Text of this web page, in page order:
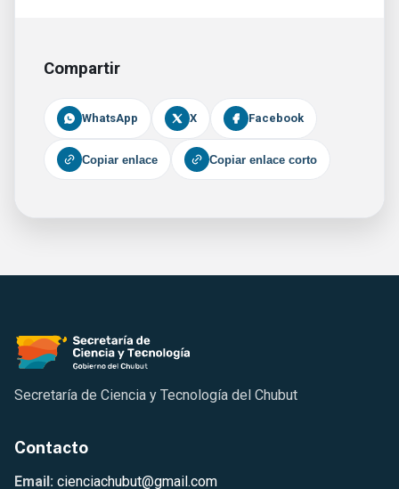
Compartir
WhatsApp X Facebook
Copiar enlace Copiar enlace corto
Secretaría de Ciencia y Tecnología del Chubut
Contacto
Email: cienciachubut@gmail.com